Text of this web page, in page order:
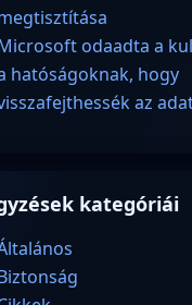
odaadta a
hatóságoknak, hogy
az
kategóriái